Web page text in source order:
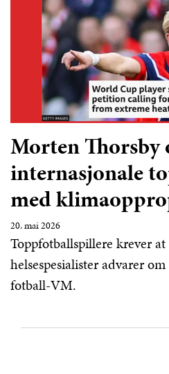
Morten Thorsby
internasjonale
med
20. mai 2026
Toppfotballspillere krever
helsespesialister advarer
fotball-VM.